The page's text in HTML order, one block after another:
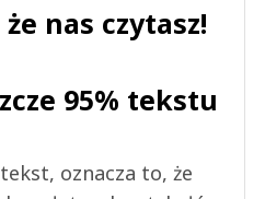
nas czytasz!
95% tekstu
oznacza to, że